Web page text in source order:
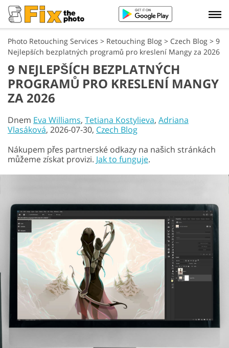
Photo Retouching Services > Retouching Blog > Czech Blog > 9
Nejlepších bezplatných programů pro kreslení Mangy za 2026
9 NEJLEPŠÍCH BEZPLATNÝCH
PROGRAMŮ PRO KRESLENÍ MANGY
ZA 2026
Dnem Eva Williams, Tetiana Kostylieva, Adriana
Vlasáková, 2026-07-30, Czech Blog
Nákupem přes partnerské odkazy na našich stránkách
můžeme získat provizi. Jak to funguje.